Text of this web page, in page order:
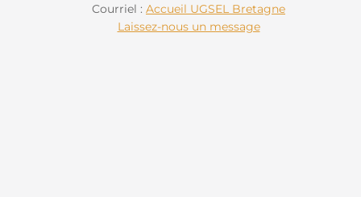
Courriel : Accueil UGSEL Bretagne
Laissez-nous un message